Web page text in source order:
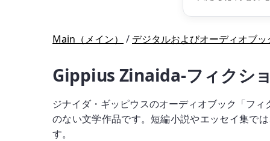
Main（メイン） / デジタルおよびオーディオブッ
Gippius Zinaida-フィクシ
ジナイダ・ギッピウスのオーディオブック「フ
のない文学作品です。短編小説やエッセイ集で
す。